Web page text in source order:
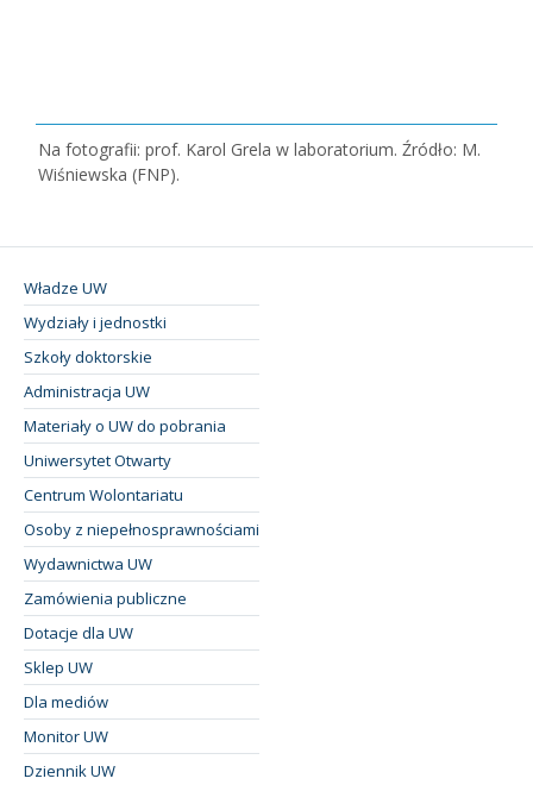
Na fotografii: prof. Karol Grela w laboratorium. Źródło: M.
Wiśniewska (FNP).
Władze UW
Wydziały i jednostki
Szkoły doktorskie
Administracja UW
Materiały o UW do pobrania
Uniwersytet Otwarty
Centrum Wolontariatu
Osoby z niepełnosprawnościami
Wydawnictwa UW
Zamówienia publiczne
Dotacje dla UW
Sklep UW
Dla mediów
Monitor UW
Dziennik UW